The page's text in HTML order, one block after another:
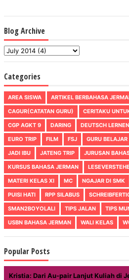
Blog Archive
Categories
AREA SISWA ARTIKEL BERBAHASA
CAGUR(CATATAN GURU)
CERITAKU
CGP AGKT 9
DARING DEUTSCH LERNEN
EURO TRIP
FILM FSJ GURU BELAJAR
JADI IBU
JATENG TRIP JURUSAN
KURSUS BAHASA JERMAN
MATERI KELAS XI
MC NGAJAR DI SMK
PUISI HATI
RPP SILABUS
SMAN2BOYOLALI
TIPS JALAN TIPS
USBN BAHASA JERMAN
WALI KELAS
Popular Posts
Kristia: Dari Au-pair Lanjut Kuliah di